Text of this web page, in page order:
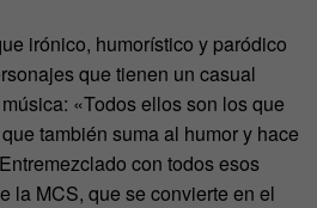
irónico, humorístico y paródico
que tienen un casual
«Todos ellos son los que
también suma al humor y hace
con todos esos
la MCS, que se convierte en el